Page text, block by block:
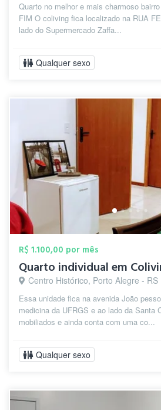
Quarto no melhor e mais charmoso
FIM O coliving fica localizado na RUA
lado do Supermercado Zaffa...
Qualquer sexo
R$ 1.100,00 por mês
Quarto individual em
Centro Histórico, Porto Alegre - RS
Essa unidade fica na avenida João
medicina da UFRGS e ao lado da Santa
mobiliados e ainda conta com uma co...
Qualquer sexo